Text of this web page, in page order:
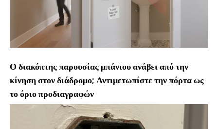
Ο διακόπτης παρουσίας μπάνιου ανάβει από την
κίνηση στον διάδρομο; Αντιμετωπίστε την πόρτα ως
το όριο προδιαγραφών